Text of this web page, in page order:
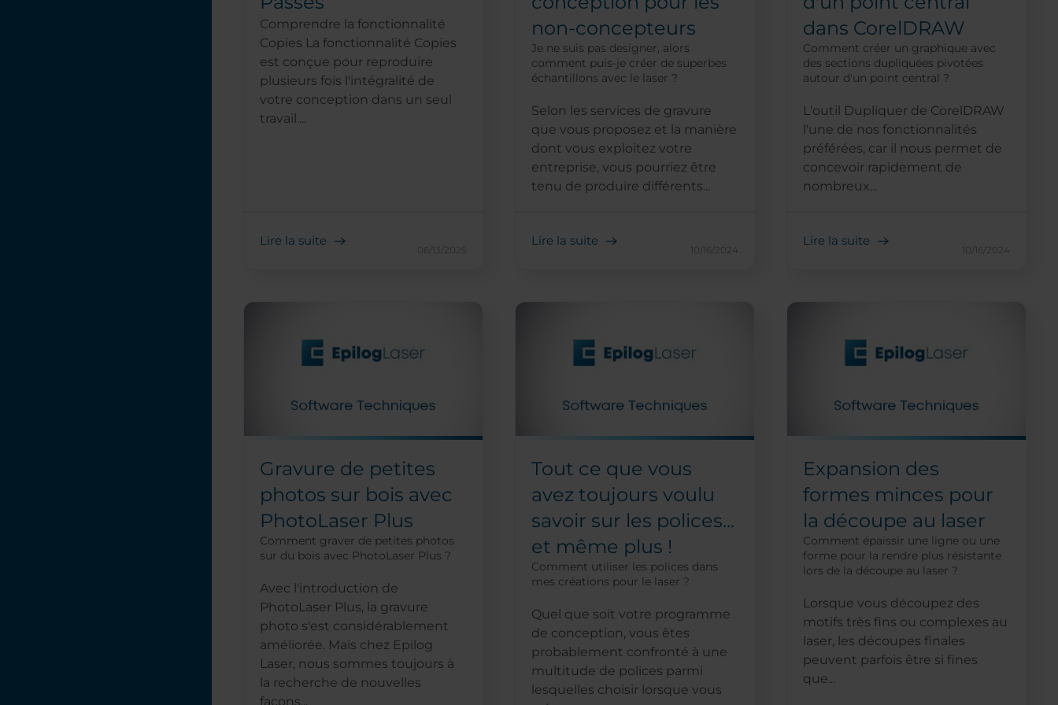
Comprendre la fonctionnalité
Copies La fonctionnalité Copies
est conçue pour reproduire
plusieurs fois l'intégralité de
votre conception dans un seul
travail....
Lire la suite
06/13/2025
non-concepteurs
Je ne suis pas designer, alors
comment puis-je créer de superbes
échantillons avec le laser ?
Selon les services de gravure
que vous proposez et la manière
dont vous exploitez votre
entreprise, vous pourriez être
tenu de produire différents...
Lire la suite
10/16/2024
dans CorelDRAW
Comment créer un graphique avec
des sections dupliquées pivotées
autour d'un point central ?
L'outil Dupliquer de CorelDRAW
l'une de nos fonctionnalités
préférées, car il nous permet de
concevoir rapidement de
nombreux...
Lire la suite
10/16/2024
Gravure de petites
photos sur bois avec
PhotoLaser Plus
Comment graver de petites photos
sur du bois avec PhotoLaser Plus ?
Avec l'introduction de
PhotoLaser Plus, la gravure
photo s'est considérablement
améliorée. Mais chez Epilog
Laser, nous sommes toujours à
la recherche de nouvelles
façons...
Tout ce que vous
avez toujours voulu
savoir sur les polices...
et même plus !
Comment utiliser les polices dans
mes créations pour le laser ?
Quel que soit votre programme
de conception, vous êtes
probablement confronté à une
multitude de polices parmi
lesquelles choisir lorsque vous
Expansion des
formes minces pour
la découpe au laser
Comment épaissir une ligne ou une
forme pour la rendre plus résistante
lors de la découpe au laser ?
Lorsque vous découpez des
motifs très fins ou complexes au
laser, les découpes finales
peuvent parfois être si fines
que...